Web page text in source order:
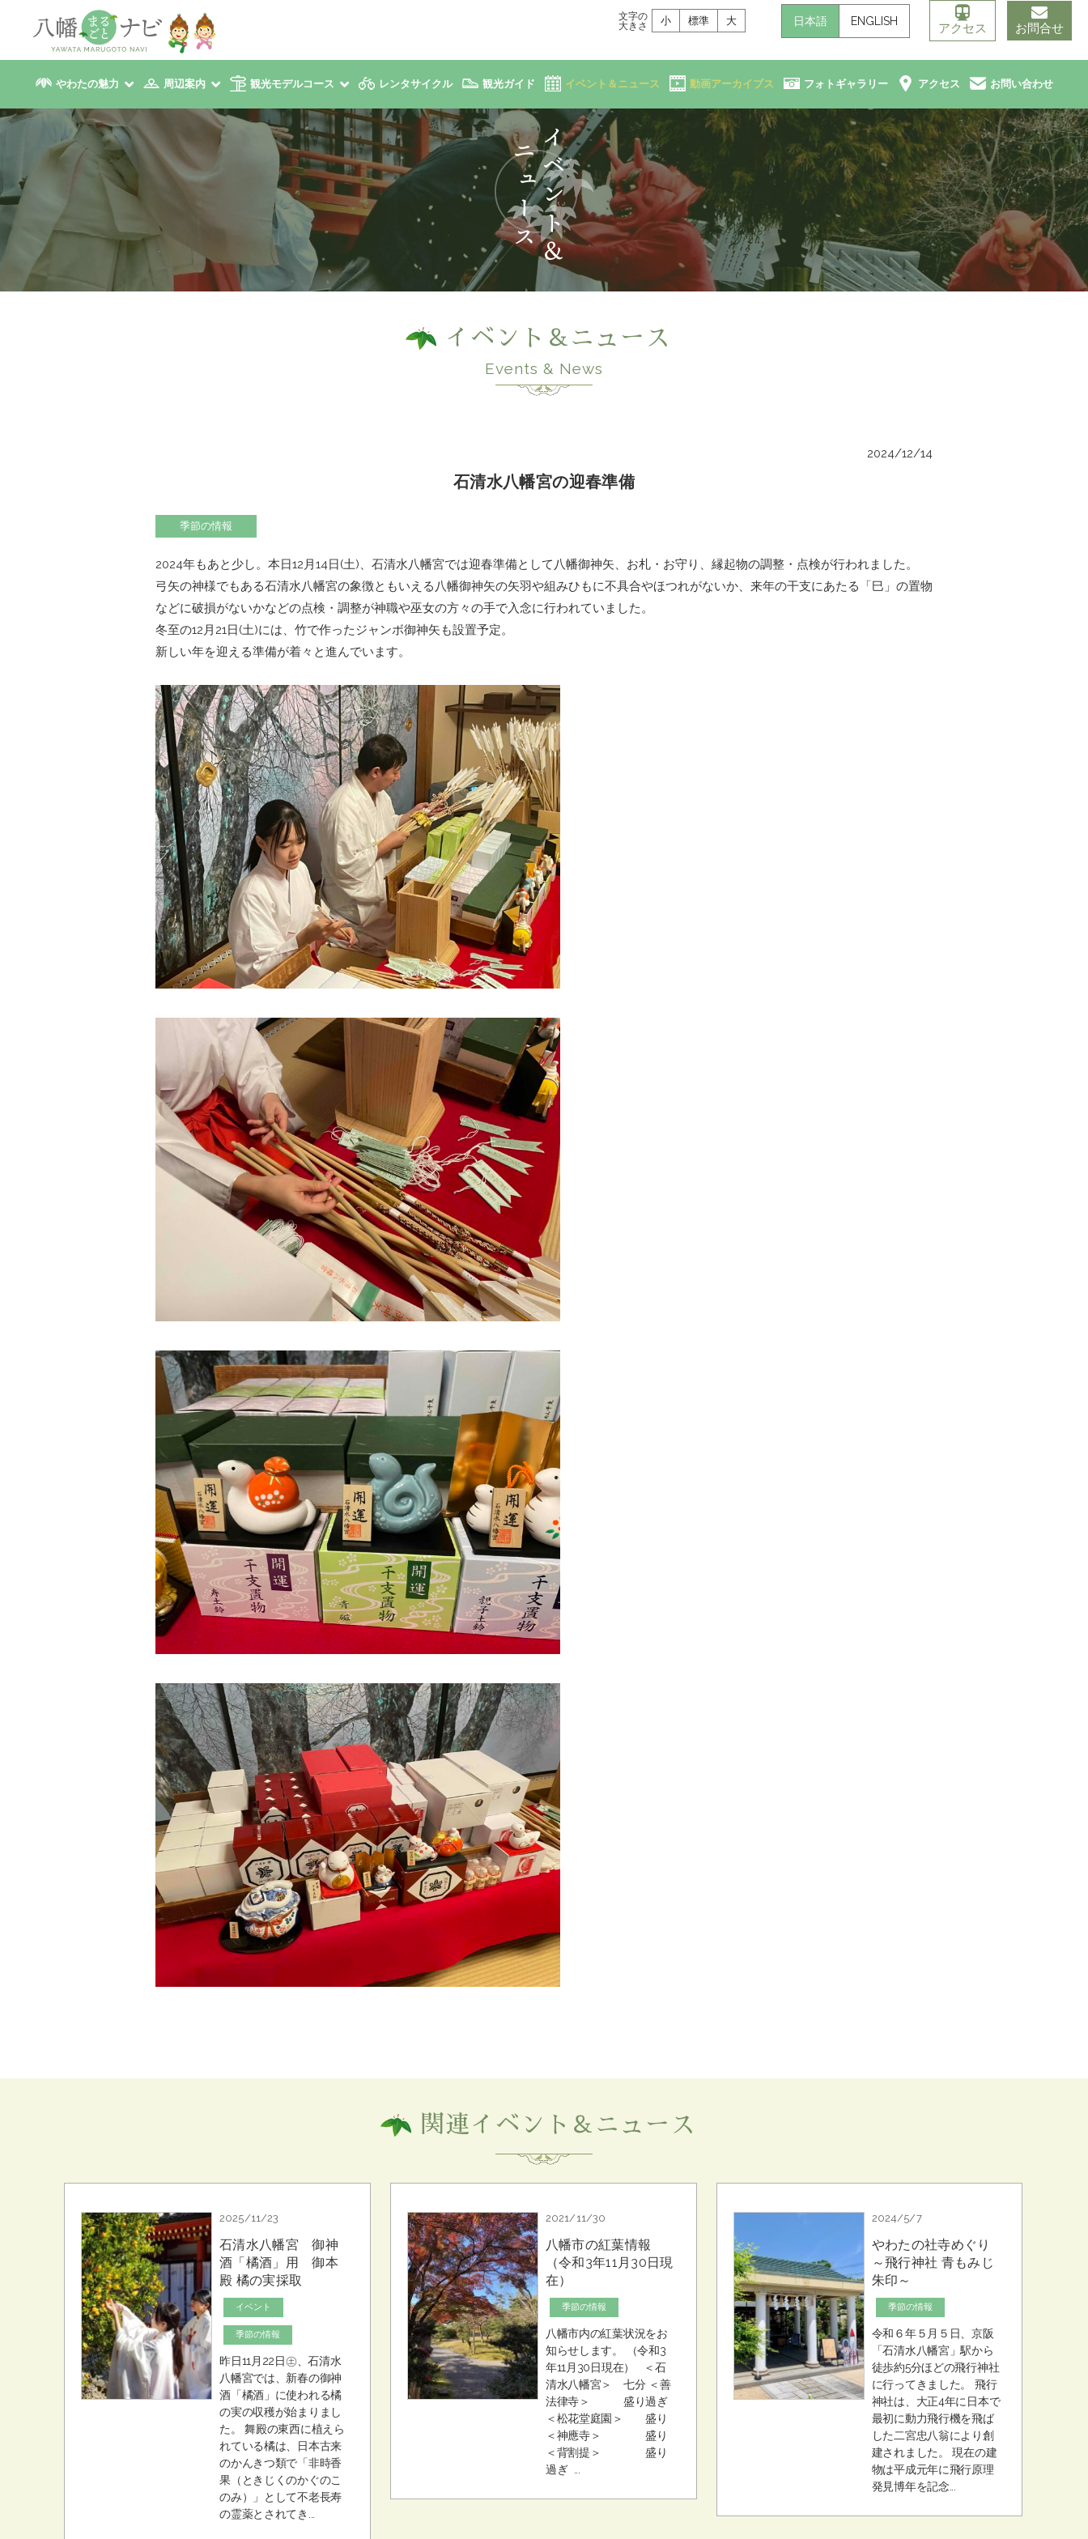
文字の
大きさ
小 標準 大 日本語 ENGLISH
アクセス お問合せ
やわたの魅力 周辺案内 観光モデルコース レンタサイクル 観光ガイド イベント＆ニュース 動画アーカイブス フォトギャラリー アクセス お問い合わせ
イベント＆ニュース
Events & News
2024/12/14
石清水八幡宮の迎春準備
季節の情報
2024年もあと少し。本日12月14日(土)、石清水八幡宮では迎春準備として八幡御神矢、お札・お守り、縁起物の調整・点検が行われました。
弓矢の神様でもある石清水八幡宮の象徴ともいえる八幡御神矢の矢羽や組みひもに不具合やほつれがないか、来年の干支にあたる「巳」の置物
などに破損がないかなどの点検・調整が神職や巫女の方々の手で入念に行われていました。
冬至の12月21日(土)には、竹で作ったジャンボ御神矢も設置予定。
新しい年を迎える準備が着々と進んでいます。
関連イベント＆ニュース
2025/11/23
石清水八幡宮 御神
酒「橘酒」用 御本
殿 橘の実採取
イベント
季節の情報
昨日11月22日㊏、石清水
八幡宮では、新春の御神
酒「橘酒」に使われる橘
の実の収穫が始まりまし
た。 舞殿の東西に植えら
れている橘は、日本古来
のかんきつ類で「非時香
果（ときじくのかぐのこ
のみ）」として不老長寿
の霊薬とされてき...
2021/11/30
八幡市の紅葉情報
（令和3年11月30日現
在）
季節の情報
八幡市内の紅葉状況をお
知らせします。 （令和3
年11月30日現在） ＜石
清水八幡宮＞ 七分 ＜善
法律寺＞ 盛り過ぎ
＜松花堂庭園＞ 盛り
＜神應寺＞ 盛り
＜背割提＞ 盛り
過ぎ ...
2024/5/7
やわたの社寺めぐり
～飛行神社 青もみじ
朱印～
季節の情報
令和６年５月５日、京阪
「石清水八幡宮」駅から
徒歩約5分ほどの飛行神社
に行ってきました。 飛行
神社は、大正4年に日本で
最初に動力飛行機を飛ば
した二宮忠八翁により創
建されました。 現在の建
物は平成元年に飛行原理
発見博年を記念...